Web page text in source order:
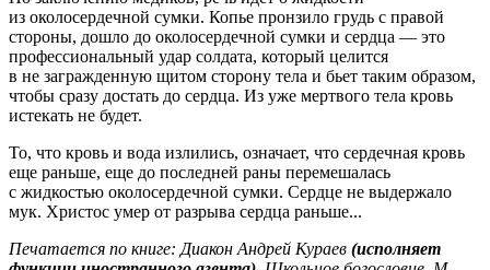
из околосердечной сумки. Копье пронзило грудь с правой
стороны, дошло до околосердечной сумки и сердца — это
профессиональный удар солдата, который целится
в не загражденную щитом сторону тела и бьет таким образом,
чтобы сразу достать до сердца. Из уже мертвого тела кровь
истекать не будет.
То, что кровь и вода излились, означает, что сердечная кровь
еще раньше, еще до последней раны перемешалась
с жидкостью околосердечной сумки. Сердце не выдержало
мук. Христос умер от разрыва сердца раньше...
Печатается по книге: Диакон Андрей Кураев (исполняет